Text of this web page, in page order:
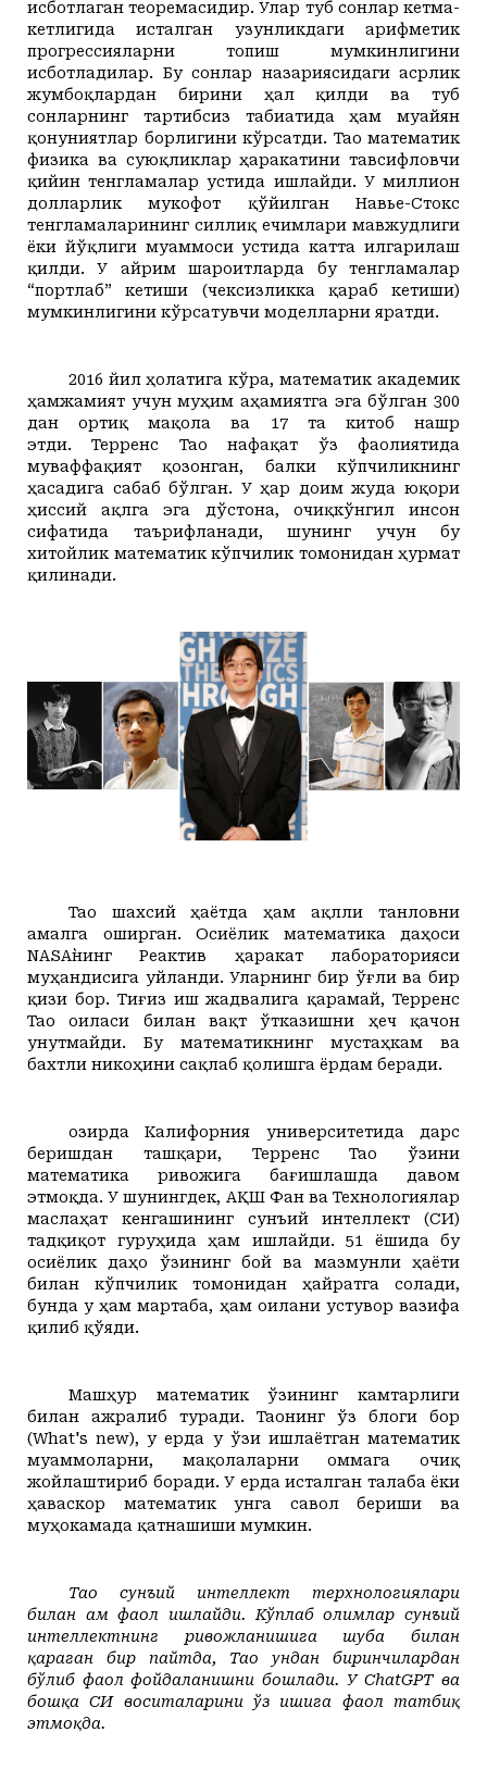
исботлаган теоремасидир. Улар туб сонлар кетма-
кетлигида исталган узунликдаги арифметик
прогрессияларни топиш мумкинлигини
исботладилар. Бу сонлар назариясидаги асрлик
жумбоқлардан бирини ҳал қилди ва туб
сонларнинг тартибсиз табиатида ҳам муайян
қонуниятлар борлигини кўрсатди. Тао математик
физика ва суюқликлар ҳаракатини тавсифловчи
қийин тенгламалар устида ишлайди. У миллион
долларлик мукофот қўйилган Навье-Стокс
тенгламаларининг силлиқ ечимлари мавжудлиги
ёки йўқлиги муаммоси устида катта илгарилаш
қилди. У айрим шароитларда бу тенгламалар
“портлаб” кетиши (чексизликка қараб кетиши)
мумкинлигини кўрсатувчи моделларни яратди.
2016 йил ҳолатига кўра, математик академик
ҳамжамият учун муҳим аҳамиятга эга бўлган 300
дан ортиқ мақола ва 17 та китоб нашр
этди. Терренс Тао нафақат ўз фаолиятида
муваффақият қозонган, балки кўпчиликнинг
ҳасадига сабаб бўлган. У ҳар доим жуда юқори
ҳиссий ақлга эга дўстона, очиқкўнгил инсон
сифатида таърифланади, шунинг учун бу
хитойлик математик кўпчилик томонидан ҳурмат
қилинади.
Тао шахсий ҳаётда ҳам ақлли танловни
амалга оширган. Осиёлик математика даҳоси
NASA`нинг Реактив ҳаракат лабораторияси
муҳандисига уйланди. Уларнинг бир ўғли ва бир
қизи бор. Тиғиз иш жадвалига қарамай, Терренc
Тао оиласи билан вақт ўтказишни ҳеч қачон
унутмайди. Бу математикнинг мустаҳкам ва
бахтли никоҳини сақлаб қолишга ёрдам беради.
Ҳозирда Калифорния университетида дарс
беришдан ташқари, Терренc Тао ўзини
математика ривожига бағишлашда давом
этмоқда. У шунингдек, АҚШ Фан ва Технологиялар
маслаҳат кенгашининг сунъий интеллект (СИ)
тадқиқот гуруҳида ҳам ишлайди. 51 ёшида бу
осиёлик даҳо ўзининг бой ва мазмунли ҳаёти
билан кўпчилик томонидан ҳайратга солади,
бунда у ҳам мартаба, ҳам оилани устувор вазифа
қилиб қўяди.
Машҳур математик ўзининг камтарлиги
билан ажралиб туради. Таонинг ўз блоги бор
(What's new), у ерда у ўзи ишлаётган математик
муаммоларни, мақолаларни оммага очиқ
жойлаштириб боради. У ерда исталган талаба ёки
ҳаваскор математик унга савол бериши ва
муҳокамада қатнашиши мумкин.
Тао сунъий интеллект терхнологиялари
билан ҳам фаол ишлайди. Кўплаб олимлар сунъий
интеллектнинг ривожланишига шубҳа билан
қараган бир пайтда, Тао ундан биринчилардан
бўлиб фаол фойдаланишни бошлади. У ChatGPT ва
бошқа СИ воситаларини ўз ишига фаол татбиқ
этмоқда.